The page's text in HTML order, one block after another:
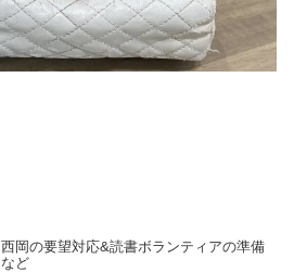
西岡の要望対応&読書ボランティアの準備
など